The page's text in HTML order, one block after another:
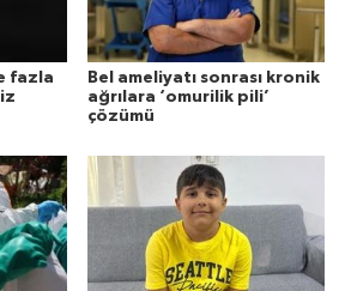
fazla
Bel ameliyatı sonrası kronik
ağrılara ‘omurilik pili’
çözümü